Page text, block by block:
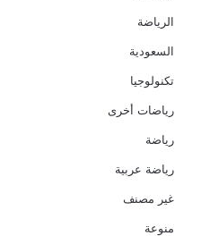
الرياضة
السعودية
تكنولوجيا
رياضات أخرى
رياضة
رياضة عربية
غير مصنف
منوعة